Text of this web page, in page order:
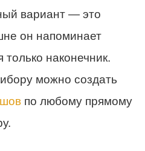
вариант — это
он напоминает
только наконечник.
можно создать
шов по любому прямому